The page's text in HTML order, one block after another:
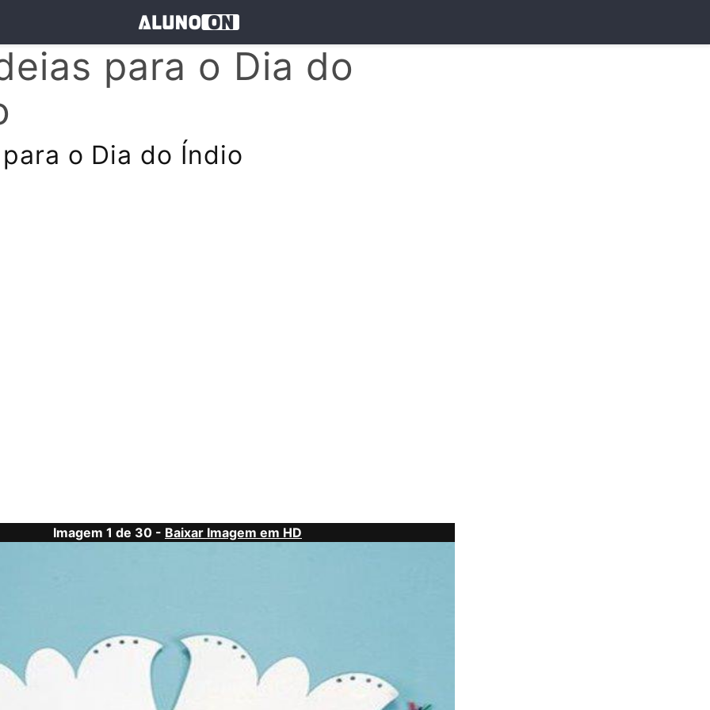
para o Dia do
o Dia do Índio
Imagem 1 de 30 - Baixar Imagem em HD